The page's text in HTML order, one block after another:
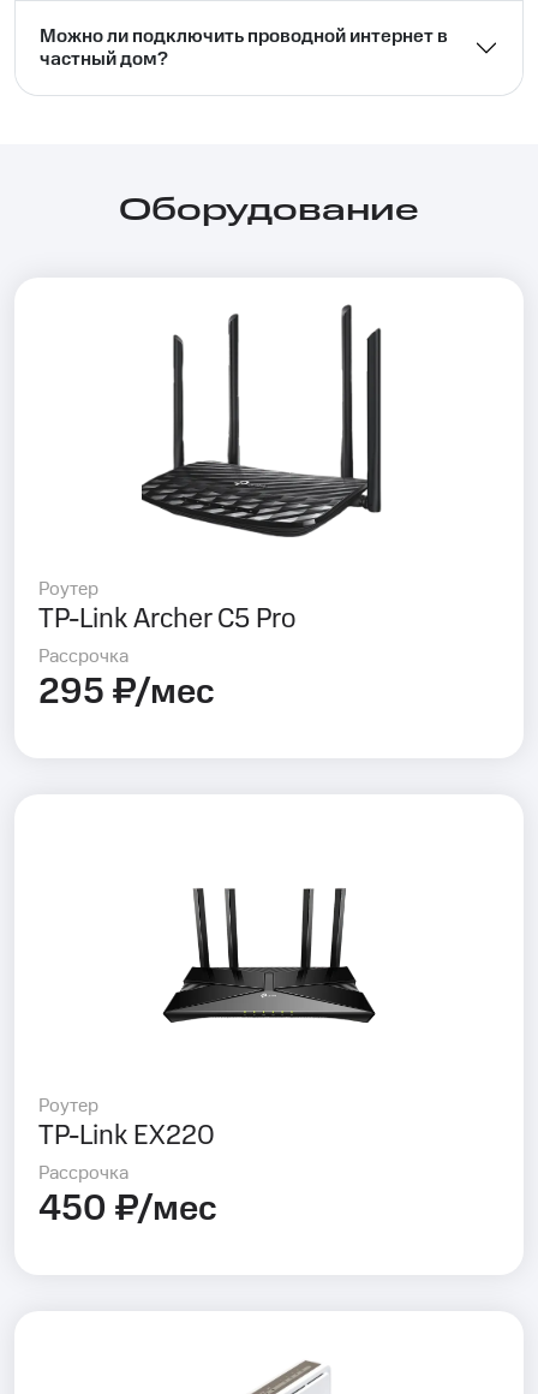
Можно ли подключить проводной интернет в
частный дом?⁣⁣
Оборудование
Роутер
TP-Link Archer C5 Pro
Рассрочка
295 ₽/мес
Роутер
TP-Link EX220
Рассрочка
450 ₽/мес